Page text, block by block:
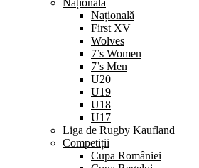
Națională
Națională
First XV
Wolves
7’s Women
7’s Men
U20
U19
U18
U17
Liga de Rugby Kaufland
Competiții
Cupa României